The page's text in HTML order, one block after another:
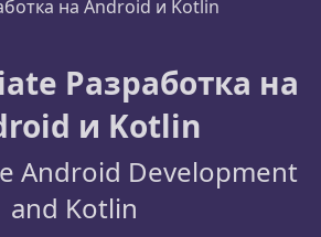
на Android и Kotlin
Разработка на
и Kotlin
Android Development
and Kotlin